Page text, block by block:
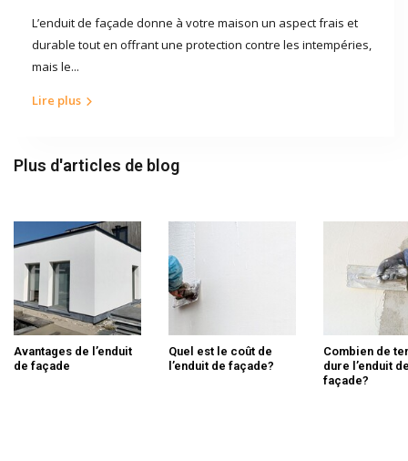
L’enduit de façade donne à votre maison un aspect frais et
durable tout en offrant une protection contre les intempéries,
mais le...
Lire plus
Plus d'articles de blog
Avantages de l’enduit
de façade
Quel est le coût de
l’enduit de façade?
Combien de
dure l’enduit
façade?